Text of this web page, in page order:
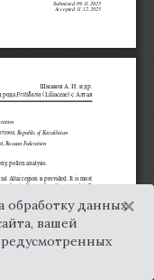
обработку данных
вашей
×